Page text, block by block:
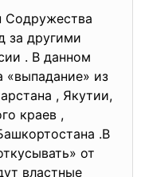
Содружества
за другими
. В данном
«выпадание» из
, Якутии,
краев ,
.В
от
властные